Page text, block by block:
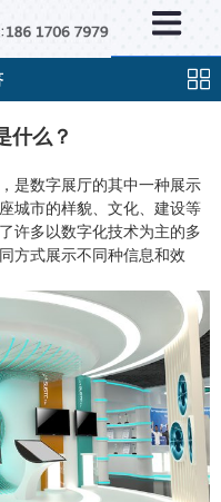
什么？
数字展厅的其中一种展示
城市的样貌、文化、建设等
许多以数字化技术为主的多
方式展示不同种信息和效
新闻中心
×
行业新闻
问题解答
百科知识